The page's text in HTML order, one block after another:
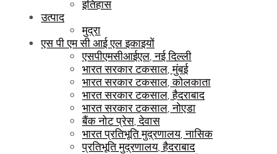
इतिहास
उत्पाद
मुद्रा
एस पी एम सी आई एल इकाइयों
एसपीएमसीआईएल, नई दिल्ली
भारत सरकार टकसाल, मुंबई
भारत सरकार टकसाल, कोलकाता
भारत सरकार टकसाल, हैदराबाद
भारत सरकार टकसाल, नोएडा
बैंक नोट प्रेस, देवास
भारत प्रतिभूति मुद्रणालय, नासिक
प्रतिभूति मुद्रणालय, हैदराबाद